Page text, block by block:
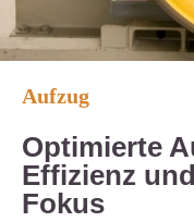
Aufzug
Optimierte
Effizienz
Fokus